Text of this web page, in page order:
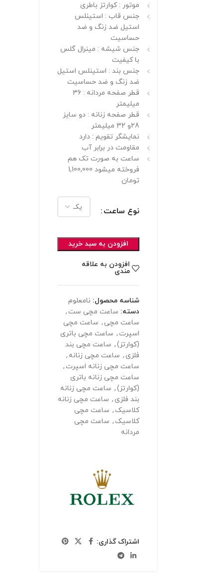
موتور : کوارتز باطری
جنس قاب : استینلس
استیل ضد زنگ و ضد
حساسیت
جنس شیشه : مینرال گلس
با کیفیت
جنس بند : استینلس استیل
ضد زنگ و ضد حساسیت
قطر صفحه مردانه : 36
میلیمتر
قطر صفحه زنانه : دو سایز
28و 32 میلیمتر
نمایشگر تقویم : دارد
مقاومت در برابر آب
ساعت به صورت تک هم
فروخته میشود 1,100,000
تومان
نوع ساعت
افزودن به سبد خرید
افزودن به علاقه
مندی
شناسه محصول: نامعلوم
دسته: ساعت مچی ست ,
ساعت مچی , ساعت مچی
اسپرت , ساعت مچی باتری
(کوارتز), ساعت مچی بند
فلزی , ساعت مچی زنانه ,
ساعت مچی زنانه اسپرت ,
ساعت مچی زنانه باتری
(کوارتز), ساعت مچی زنانه
بند فلزی , ساعت مچی زنانه
کلاسیک , ساعت مچی
کلاسیک , ساعت مچی
مردانه
اشتراک گذاری: